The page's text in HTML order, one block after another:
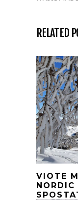
RELATED
VIOTE
NORDIC